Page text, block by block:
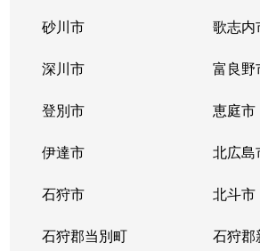
砂川市 歌志内
深川市 富良野
登別市 恵庭市
伊達市 北広島
石狩市 北斗市
石狩郡当別町 石狩郡